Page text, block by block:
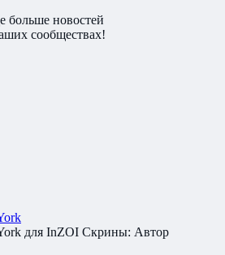
больше новостей
сообществах!
для InZOI Скрины: Автор